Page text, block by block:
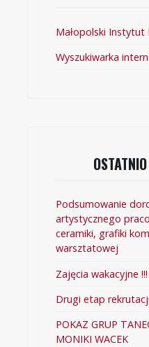
Małopolski Instytut
Wyszukiwarka
Podsumowanie
artystycznego
ceramiki, grafiki
warsztatowej
Zajęcia wakacyjne !!!
Drugi etap
POKAZ GRUP
MONIKI WACEK